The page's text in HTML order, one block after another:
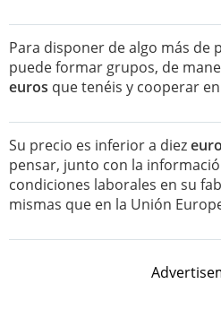
Para disponer de algo más
puede formar grupos, de
euros que tenéis y cooperar
Su precio es inferior a diez
pensar, junto con la
condiciones laborales en su
mismas que en la Unión